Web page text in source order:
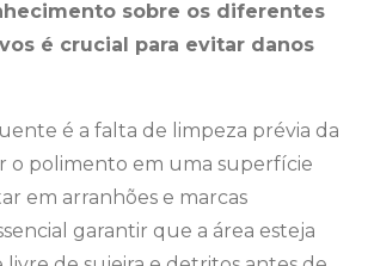
sobre os diferentes
é crucial para evitar danos
é a falta de limpeza prévia da
o polimento em uma superfície
em arranhões e marcas
garantir que a área esteja